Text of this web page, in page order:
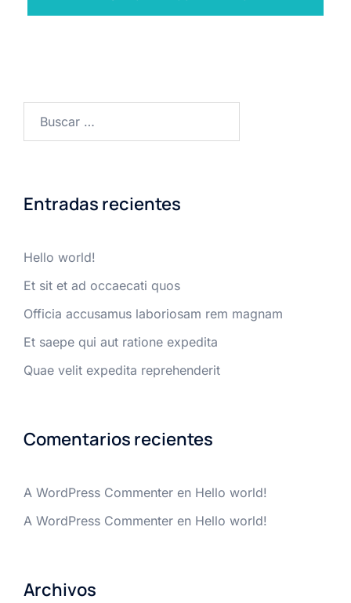
Entradas recientes
Hello world!
Et sit et ad occaecati quos
Officia accusamus laboriosam rem magnam
Et saepe qui aut ratione expedita
Quae velit expedita reprehenderit
Comentarios recientes
A WordPress Commenter en Hello world!
A WordPress Commenter en Hello world!
Archivos